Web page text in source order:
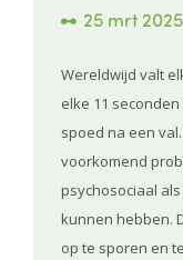
25 mrt 2025
Wereldwijd valt
elke 11
spoed na een
voorkomend
psychosociaal
kunnen hebben.
op te sporen en